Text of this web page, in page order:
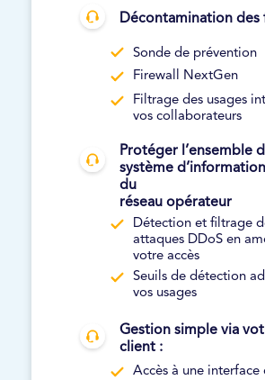
Décontamination des
Sonde de prévention
Firewall NextGen
Filtrage des usages
vos collaborateurs
Protéger l’ensemble
système
du
réseau opérateur
Détection et filtrage
attaques DDoS en
votre accès
Seuils de détection
vos usages
Gestion simple via
client :
Accès à une interface